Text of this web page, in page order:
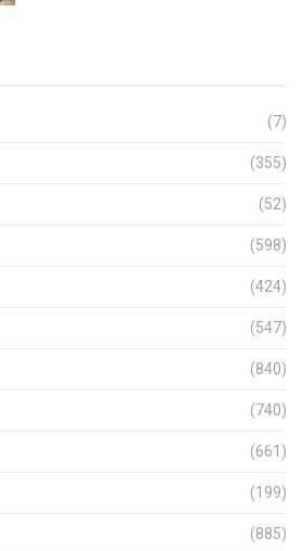
(7)
(355)
(52)
(598)
(424)
(547)
(840)
(740)
(661)
(199)
(885)